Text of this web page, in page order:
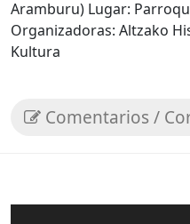
Aramburu) Lugar:
Organizadoras: Altzako
Kultura
Comentarios /